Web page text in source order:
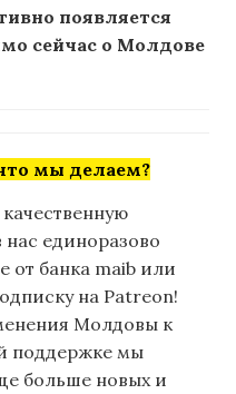
появляется
сейчас о Молдове
мы делаем?
единоразово
от банка maib или
на Patreon!
Молдовы к
поддержке мы
больше новых и